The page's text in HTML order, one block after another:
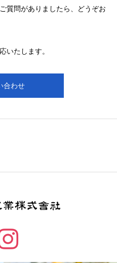
質問がありましたら、どうぞお
いたします。
合わせ